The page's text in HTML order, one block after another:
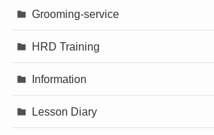
Grooming-service
HRD Training
Information
Lesson Diary